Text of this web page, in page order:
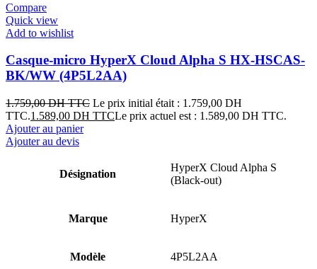
Compare
Quick view
Add to wishlist
Casque-micro HyperX Cloud Alpha S HX-HSCAS-
BK/WW (4P5L2AA)
1.759,00DH TTC Le prix initial était : 1.759,00 DH
TTC.1.589,00 DH TTCLe prix actuel est : 1.589,00 DH TTC.
Ajouter au panier
Ajouter au devis
Désignation
HyperX Cloud Alpha S
(Black-out)
Marque HyperX
Modèle 4P5L2AA